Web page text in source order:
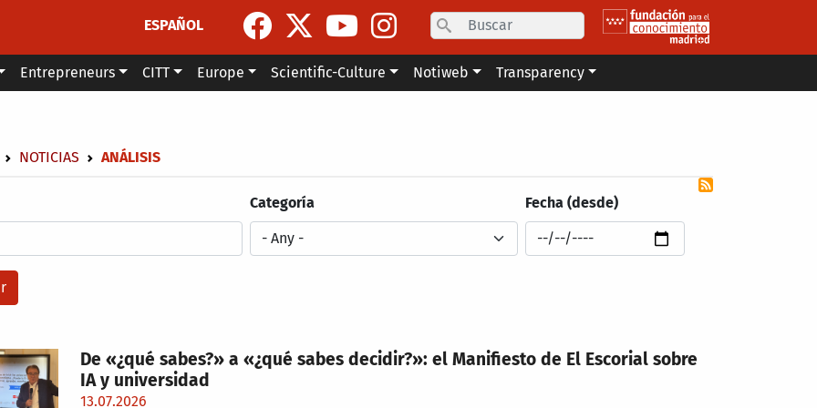
ESPAÑOL
Search
Entrepreneurs CITT Europe Scientific-Culture Notiweb Transparency
NOTICIAS ANÁLISIS
Categoría Fecha (desde)
De «¿qué sabes?» a «¿qué sabes decidir?»: el Manifiesto de El Escorial sobre
IA y universidad
13.07.2026